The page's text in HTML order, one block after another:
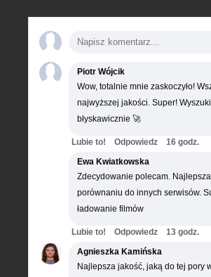
Piotr Wójcik
Wow, totalnie mnie zaskoczyło!
najwyższej jakości. Super!
błyskawicznie 🚀
Lubie to! Odpowiedz
16 godz.
Ewa Kwiatkowska
Zdecydowanie polecam.
porównaniu do innych serwisów.
ładowanie filmów
Lubie to! Odpowiedz
13 godz.
Agnieszka Kamińska
Najlepsza jakość, jaką do tej pory